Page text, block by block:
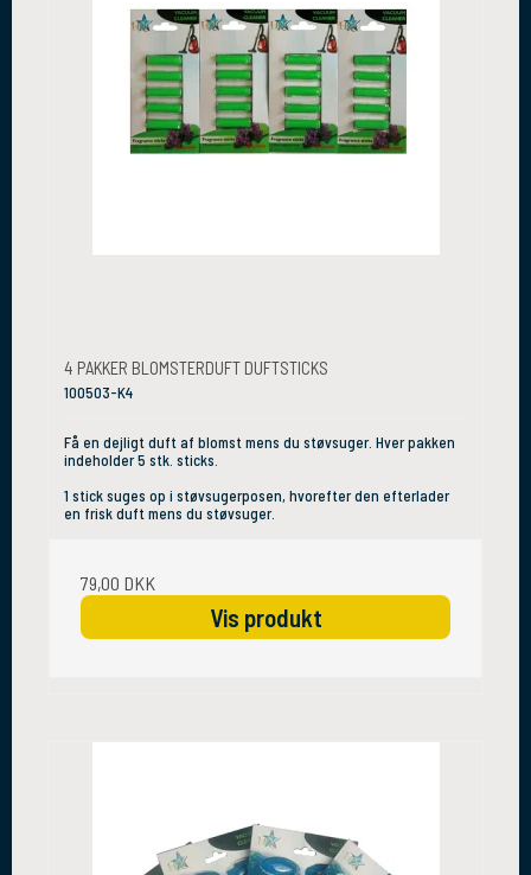
4 PAKKER BLOMSTERDUFT DUFTSTICKS
100503-K4
Få en dejligt duft af blomst mens du støvsuger. Hver pakken
indeholder 5 stk. sticks.
1 stick suges op i støvsugerposen, hvorefter den efterlader
en frisk duft mens du støvsuger.
79,00 DKK
Vis produkt